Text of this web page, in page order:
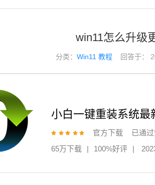
win11怎么升级
分类： Win11 教程 回答于：
小白一键重装系统最
官方下载
已通
65万下载
| 100%好评 |